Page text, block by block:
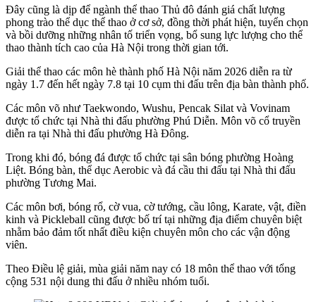
Đây cũng là dịp để ngành thể thao Thủ đô đánh giá chất lượng
phong trào thể dục thể thao ở cơ sở, đồng thời phát hiện, tuyển chọn
và bồi dưỡng những nhân tố triển vọng, bổ sung lực lượng cho thể
thao thành tích cao của Hà Nội trong thời gian tới.
Giải thể thao các môn hè thành phố Hà Nội năm 2026 diễn ra từ
ngày 1.7 đến hết ngày 7.8 tại 10 cụm thi đấu trên địa bàn thành phố.
Các môn võ như Taekwondo, Wushu, Pencak Silat và Vovinam
được tổ chức tại Nhà thi đấu phường Phú Diễn. Môn võ cổ truyền
diễn ra tại Nhà thi đấu phường Hà Đông.
Trong khi đó, bóng đá được tổ chức tại sân bóng phường Hoàng
Liệt. Bóng bàn, thể dục Aerobic và đá cầu thi đấu tại Nhà thi đấu
phường Tương Mai.
Các môn bơi, bóng rổ, cờ vua, cờ tướng, cầu lông, Karate, vật, điền
kinh và Pickleball cũng được bố trí tại những địa điểm chuyên biệt
nhằm bảo đảm tốt nhất điều kiện chuyên môn cho các vận động
viên.
Theo Điều lệ giải, mùa giải năm nay có 18 môn thể thao với tổng
cộng 531 nội dung thi đấu ở nhiều nhóm tuổi.